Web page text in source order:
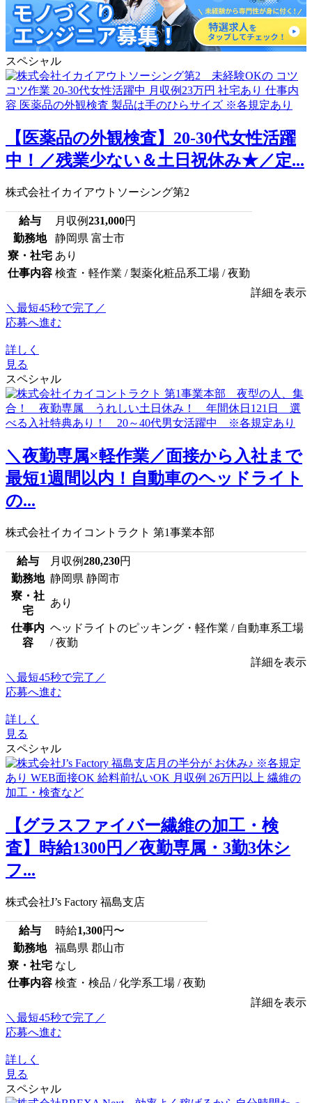
スペシャル
【医薬品の外観検査】20-30代女性活躍
中！／残業少ない＆土日祝休み★／定...
株式会社イカイアウトソーシング第2
給与 月収例231,000円
勤務地
静岡県 富士市
寮・社宅 あり
仕事内容 検査・軽作業 / 製薬化粧品系工場 / 夜勤
詳細を表示
＼最短45秒で完了／
応募へ進む
詳しく
見る
スペシャル
＼夜勤専属×軽作業／面接から入社まで
最短1週間以内！自動車のヘッドライト
の...
株式会社イカイコントラクト 第1事業本部
給与 月収例280,230円
勤務地 静岡県 静岡市
寮・社
宅
あり
仕事内
容
ヘッドライトのピッキング・軽作業 / 自動車系工場
/ 夜勤
詳細を表示
＼最短45秒で完了／
応募へ進む
詳しく
見る
スペシャル
【グラスファイバー繊維の加工・検
査】時給1300円／夜勤専属・3勤3休シ
フ...
株式会社J’s Factory 福島支店
給与 時給1,300円〜
勤務地
福島県 郡山市
寮・社宅 なし
仕事内容 検査・検品 / 化学系工場 / 夜勤
詳細を表示
＼最短45秒で完了／
応募へ進む
詳しく
見る
スペシャル